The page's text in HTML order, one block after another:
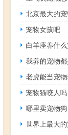
北京最大的
宠物女孩吧
白羊座养什
我养的宠物
老虎能当宠
宠物猫咬人吗
哪里卖宠物狗
世界上最大